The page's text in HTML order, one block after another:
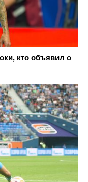
кто объявил о